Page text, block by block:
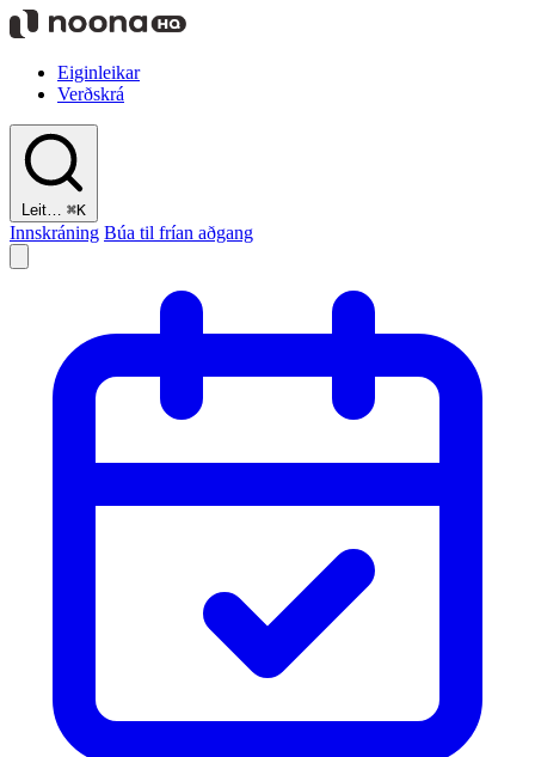
Eiginleikar
Verðskrá
Leit… ⌘K
Innskráning Búa til frían aðgang